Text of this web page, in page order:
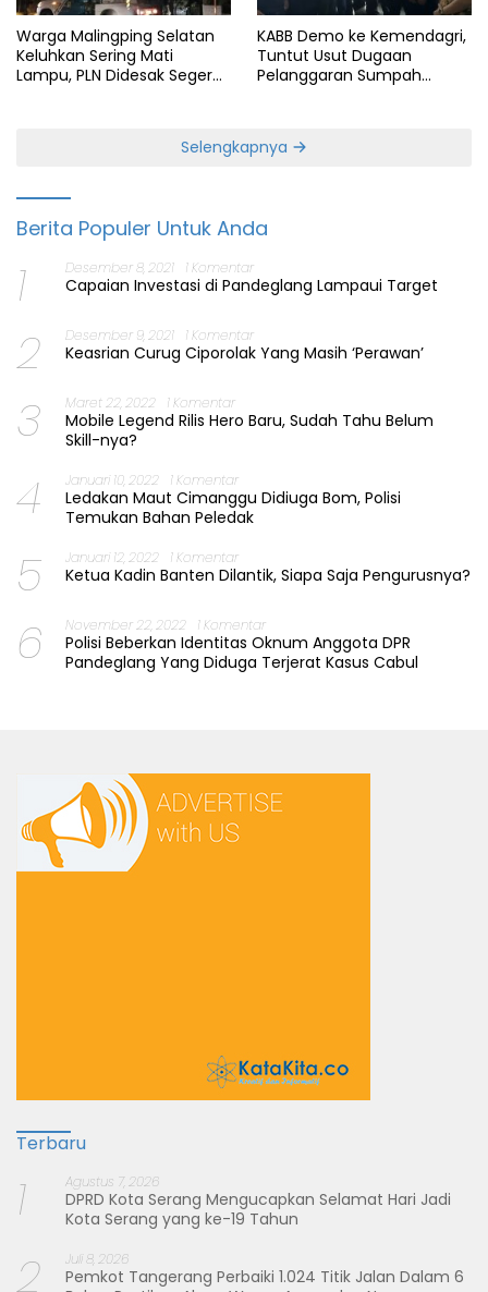
Warga Malingping Selatan
Keluhkan Sering Mati
Lampu, PLN Didesak Segera
KABB Demo ke Kemendagri,
Tuntut Usut Dugaan
Pelanggaran Sumpah
Selengkapnya
Berita Populer Untuk Anda
1 Desember 8, 2021 1 Komentar
Capaian Investasi di Pandeglang Lampaui Target
2 Desember 9, 2021 1 Komentar
Keasrian Curug Ciporolak Yang Masih ‘Perawan’
3 Maret 22, 2022 1 Komentar
Mobile Legend Rilis Hero Baru, Sudah Tahu Belum
Skill-nya?
4 Januari 10, 2022 1 Komentar
Ledakan Maut Cimanggu Didiuga Bom, Polisi
Temukan Bahan Peledak
5 Januari 12, 2022 1 Komentar
Ketua Kadin Banten Dilantik, Siapa Saja Pengurusnya?
6 November 22, 2022 1 Komentar
Polisi Beberkan Identitas Oknum Anggota DPR
Pandeglang Yang Diduga Terjerat Kasus Cabul
Terbaru
1 Agustus 7, 2026
DPRD Kota Serang Mengucapkan Selamat Hari Jadi
Kota Serang yang ke-19 Tahun
2 Juli 8, 2026
Pemkot Tangerang Perbaiki 1.024 Titik Jalan Dalam 6